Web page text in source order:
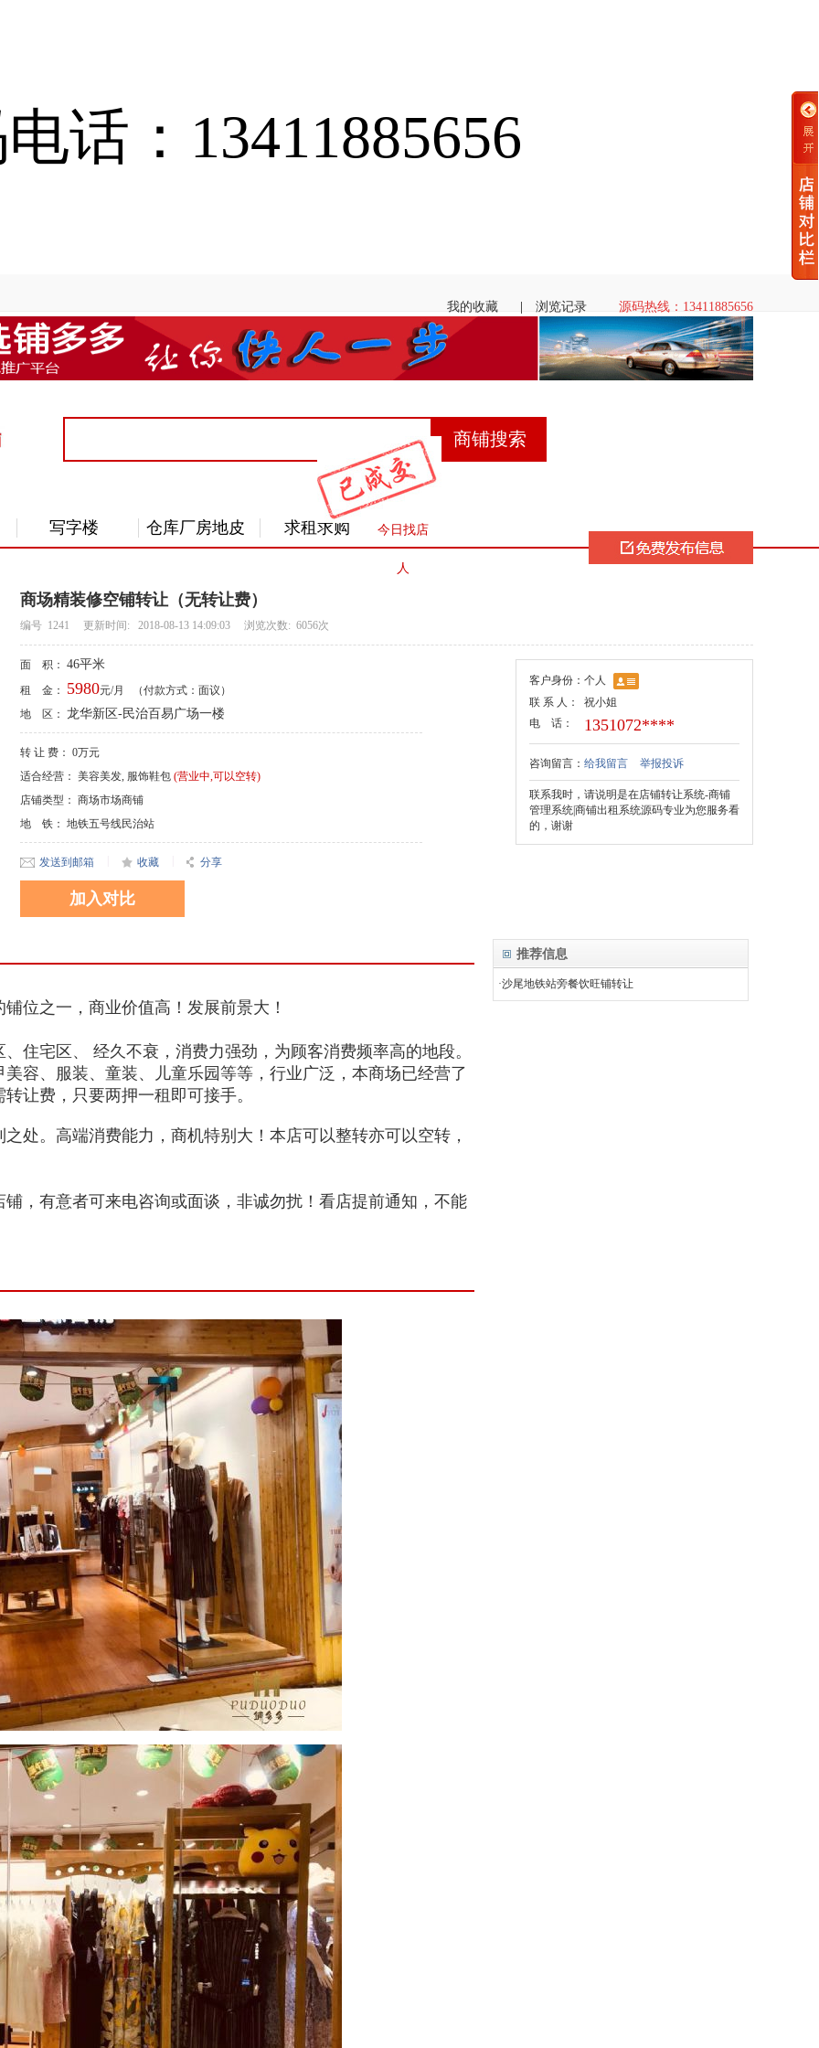
话：13411885656
您服务，请登录或注册，享受我们便捷的转店找店服务吧！
我的收藏 浏览记录 源码热线：13411885656
写字楼 仓库厂房地皮 求租求购 今日找店
人
商场精装修空铺转让（无转让费）
编号 1241 更新时间: 2018-08-13 14:09:03 浏览次数: 6056次
客户身份： 个人
联 系 人：
祝小姐
电 话：
1351072****
咨询留言： 给我留言 举报投诉
联系我时，请说明是在店铺转让系统-商铺
管理系统|商铺出租系统源码专业为您服务看
的，谢谢
面 积： 46平米
租 金： 5980元/月 （付款方式：面议）
地 区： 龙华新区-民治百易广场一楼
转 让 费： 0万元
适合经营： 美容美发, 服饰鞋包 (营业中,可以空转)
店铺类型： 商场市场商铺
地 铁： 地铁五号线民治站
发送到邮箱 收藏 分享
加入对比
位之一，商业价值高！发展前景大！
住宅区、 经久不衰，消费力强劲，为顾客消费频率高的地段。
容、服装、童装、儿童乐园等等，行业广泛，本商场已经营了
让费，只要两押一租即可接手。
处。高端消费能力，商机特别大！本店可以整转亦可以空转，
，有意者可来电咨询或面谈，非诚勿扰！看店提前通知，不能
推荐信息
·沙尾地铁站旁餐饮旺铺转让